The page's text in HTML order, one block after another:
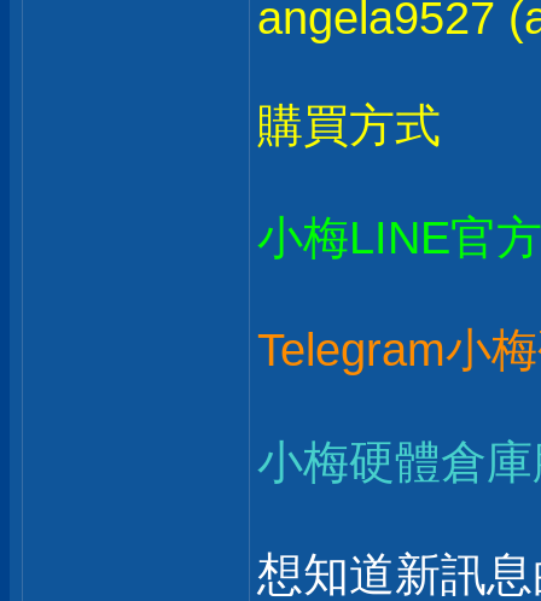
angela9527
購買方式
小梅LINE官
Telegram小
小梅硬體倉
想知道新訊